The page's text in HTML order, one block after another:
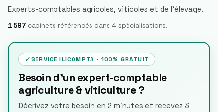
Experts-comptables agricoles, viticoles et de l'élevage.
1 597 cabinets référencés dans 4 spécialisations.
✓ SERVICE ILICOMPTA · 100% GRATUIT
Besoin d'un expert-comptable
agriculture & viticulture ?
Décrivez votre besoin en 2 minutes et recevez 3